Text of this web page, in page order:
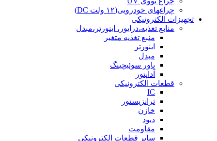
چراغهای خودرویی(۱۲ ولت DC)
تجهیزات الکترونیکی
منابع تغذیه،درایور، اینورتر،مبدل
منبع تغذیه متغیر
اینورتر
مبدل
پاور سوئیچینگ
آداپتور
قطعات الکترونیکی
IC
ترانزیستور
خازن
دیود
مقاومت
سایر قطعات الکترونیکی